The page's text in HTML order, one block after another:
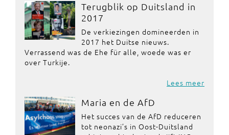
Terugblik op Duitsland in
2017
De verkiezingen domineerden in
2017 het Duitse nieuws.
Verrassend was de Ehe für alle, woede was er
over Turkije.
Lees meer
Maria en de AfD
Het succes van de AfD reduceren
tot neonazi’s in Oost-Duitsland